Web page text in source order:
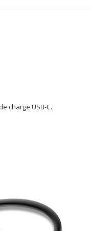
charge USB-C.